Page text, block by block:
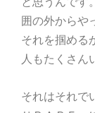
囲の外からや
それを掴める
人もたくさん
それはそれで